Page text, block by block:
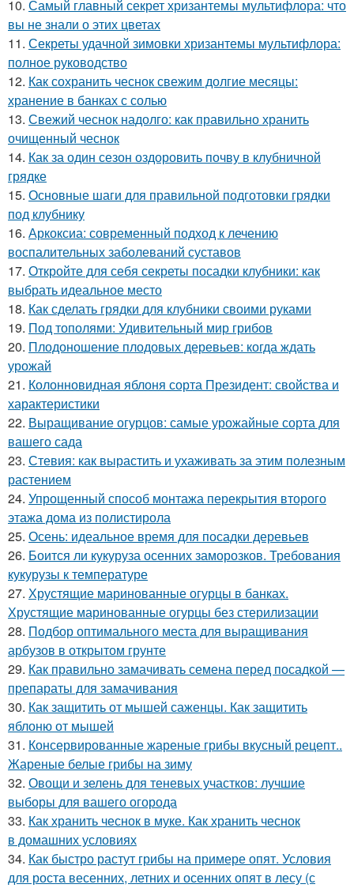
10. Самый главный секрет хризантемы мультифлора: что
вы не знали о этих цветах
11. Секреты удачной зимовки хризантемы мультифлора:
полное руководство
12. Как сохранить чеснок свежим долгие месяцы:
хранение в банках с солью
13. Свежий чеснок надолго: как правильно хранить
очищенный чеснок
14. Как за один сезон оздоровить почву в клубничной
грядке
15. Основные шаги для правильной подготовки грядки
под клубнику
16. Аркоксиа: современный подход к лечению
воспалительных заболеваний суставов
17. Откройте для себя секреты посадки клубники: как
выбрать идеальное место
18. Как сделать грядки для клубники своими руками
19. Под тополями: Удивительный мир грибов
20. Плодоношение плодовых деревьев: когда ждать
урожай
21. Колонновидная яблоня сорта Президент: свойства и
характеристики
22. Выращивание огурцов: самые урожайные сорта для
вашего сада
23. Стевия: как вырастить и ухаживать за этим полезным
растением
24. Упрощенный способ монтажа перекрытия второго
этажа дома из полистирола
25. Осень: идеальное время для посадки деревьев
26. Боится ли кукуруза осенних заморозков. Требования
кукурузы к температуре
27. Хрустящие маринованные огурцы в банках.
Хрустящие маринованные огурцы без стерилизации
28. Подбор оптимального места для выращивания
арбузов в открытом грунте
29. Как правильно замачивать семена перед посадкой —
препараты для замачивания
30. Как защитить от мышей саженцы. Как защитить
яблоню от мышей
31. Консервированные жареные грибы вкусный рецепт..
Жареные белые грибы на зиму
32. Овощи и зелень для теневых участков: лучшие
выборы для вашего огорода
33. Как хранить чеснок в муке. Как хранить чеснок
в домашних условиях
34. Как быстро растут грибы на примере опят. Условия
для роста весенних, летних и осенних опят в лесу (с